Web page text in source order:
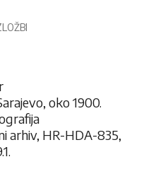
oko 1900.
arhiv, HR-HDA-835,